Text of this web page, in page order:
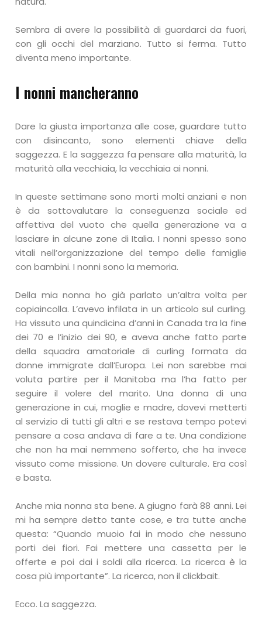
Sembra di avere la possibilità di guardarci da fuori,
con gli occhi del marziano. Tutto si ferma. Tutto
diventa meno importante.
I nonni mancheranno
Dare la giusta importanza alle cose, guardare tutto
con disincanto, sono elementi chiave della
saggezza. E la saggezza fa pensare alla maturità, la
maturità alla vecchiaia, la vecchiaia ai nonni.
In queste settimane sono morti molti anziani e non
è da sottovalutare la conseguenza sociale ed
affettiva del vuoto che quella generazione va a
lasciare in alcune zone di Italia. I nonni spesso sono
vitali nell’organizzazione del tempo delle famiglie
con bambini. I nonni sono la memoria.
Della mia nonna ho già parlato un’altra volta per
copiaincolla. L’avevo infilata in un articolo sul curling.
Ha vissuto una quindicina d’anni in Canada tra la fine
dei 70 e l’inizio dei 90, e aveva anche fatto parte
della squadra amatoriale di curling formata da
donne immigrate dall’Europa. Lei non sarebbe mai
voluta partire per il Manitoba ma l’ha fatto per
seguire il volere del marito. Una donna di una
generazione in cui, moglie e madre, dovevi metterti
al servizio di tutti gli altri e se restava tempo potevi
pensare a cosa andava di fare a te. Una condizione
che non ha mai nemmeno sofferto, che ha invece
vissuto come missione. Un dovere culturale. Era così
e basta.
Anche mia nonna sta bene. A giugno farà 88 anni. Lei
mi ha sempre detto tante cose, e tra tutte anche
questa: “Quando muoio fai in modo che nessuno
porti dei fiori. Fai mettere una cassetta per le
offerte e poi dai i soldi alla ricerca. La ricerca è la
cosa più importante”. La ricerca, non il clickbait.
Ecco. La saggezza.